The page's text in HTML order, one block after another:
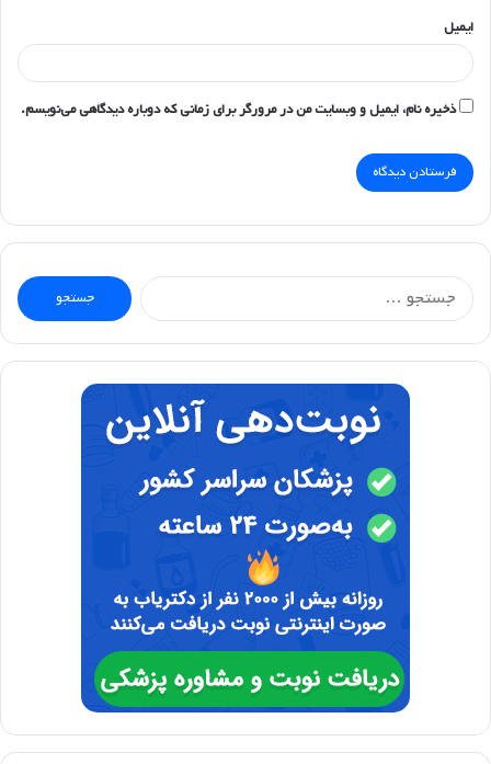
ایمیل
ذخیره نام، ایمیل و وبسایت من در مرورگر برای زمانی که دوباره دیدگاهی می‌نویسم.
جستجو
برای: